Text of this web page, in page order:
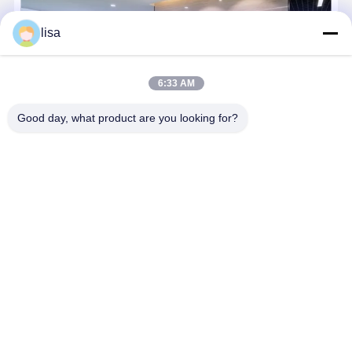
Mini PC Intel Firewall N355 de 196 mm sin ventilador, 8 núcleos, doble
lisa
6:33 AM
Good day, what product are you looking for?